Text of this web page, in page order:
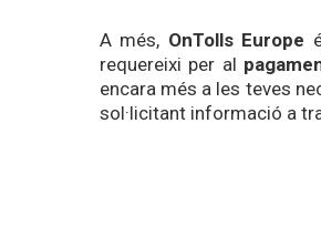
A més, OnTolls Europe
requereixi per al
encara més a les teves
sol·licitant informació a